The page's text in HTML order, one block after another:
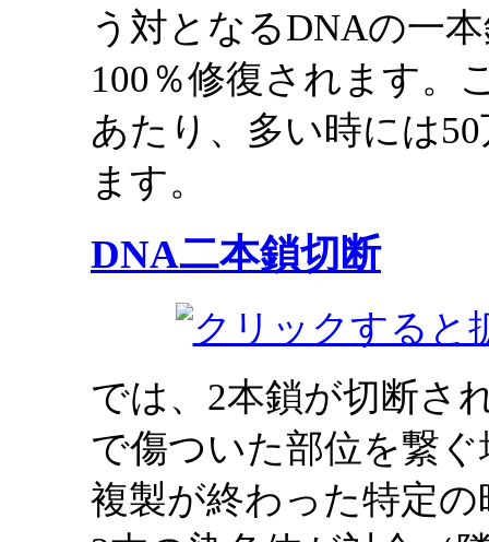
う対となるDNAの一
100％修復されます。
あたり、多い時には
ます。
DNA二本鎖切断
では、2本鎖が切断さ
で傷ついた部位を繋
複製が終わった特定